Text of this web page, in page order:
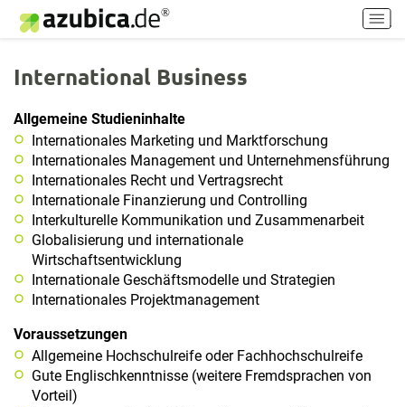
H
a
n
i
s
c
International Business
Allgemeine Studieninhalte
Internationales Marketing und Marktforschung
Internationales Management und Unternehmensführung
Internationales Recht und Vertragsrecht
Internationale Finanzierung und Controlling
Interkulturelle Kommunikation und Zusammenarbeit
Globalisierung und internationale
Wirtschaftsentwicklung
Internationale Geschäftsmodelle und Strategien
Internationales Projektmanagement
Voraussetzungen
Allgemeine Hochschulreife oder Fachhochschulreife
Gute Englischkenntnisse (weitere Fremdsprachen von
Vorteil)